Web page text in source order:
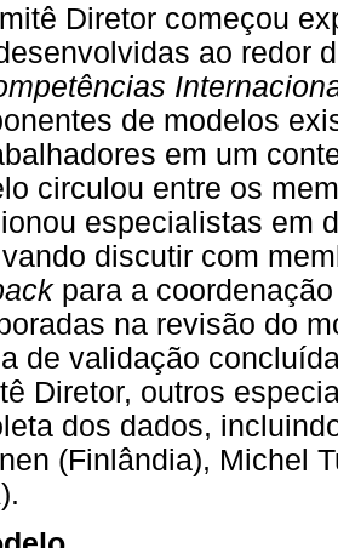
Diretor começou
ao redor
de modelos
em um
circulou entre os
especialistas em
discutir com
para a
na revisão do
de validação
Diretor, outros
dos dados,
(Finlândia), Michel